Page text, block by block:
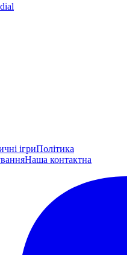
ігриПолітика
Наша контактна